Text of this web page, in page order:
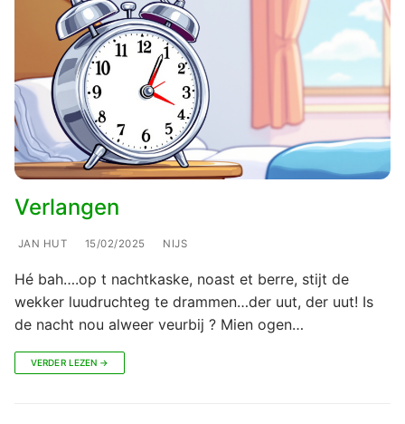
Verlangen
JAN HUT 15/02/2025 NIJS
Hé bah….op t nachtkaske, noast et berre, stijt de
wekker luudruchteg te drammen…der uut, der uut! Is
de nacht nou alweer veurbij ? Mien ogen…
VERDER LEZEN →